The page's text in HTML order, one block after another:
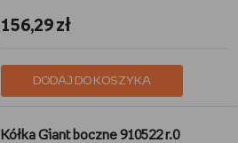
156,29 zł
DODAJ DO KOSZYKA
Kółka Giant boczne 910522 r.0